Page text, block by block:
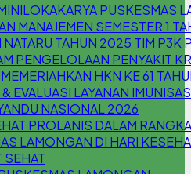
PUSKESMAS
MANAJEMEN SEMESTER 1
TAHUN 2025 TIM P3K
PENGELOLAAN PENYAKIT
HKN KE 61
EVALUASI LAYANAN
NASIONAL 2026
PROLANIS DALAM
LAMONGAN DI HARI
SEHAT